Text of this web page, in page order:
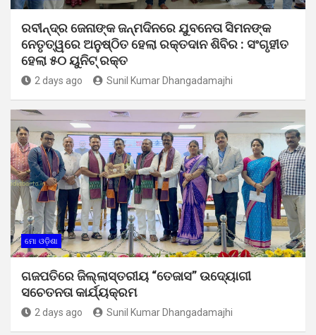
ରବୀନ୍ଦ୍ର ଜେନାଙ୍କ ଜନ୍ମଦିନରେ ଯୁବନେତା ସିମନଙ୍କ
ନେତୃତ୍ୱରେ ଅନୁଷ୍ଠିତ ହେଲା ରକ୍ତଦାନ ଶିବିର : ସଂଗୃହୀତ
ହେଲା ୫୦ ୟୁନିଟ୍ ରକ୍ତ
2 days ago Sunil Kumar Dhangadamajhi
ମୋ ଓଡ଼ିଶା
ଗଜପତିରେ ଜିଲ୍ଲାସ୍ତରୀୟ “ତେଜାସ” ଉଦ୍ୟୋଗୀ
ସଚେତନତା କାର୍ଯ୍ୟକ୍ରମ
2 days ago Sunil Kumar Dhangadamajhi